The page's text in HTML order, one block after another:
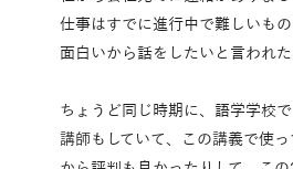
仕事はすでに進行中で難しいも
面白いから話をしたいと言われた
ちょうど同じ時期に、語学学校
講師もしていて、この講義で使